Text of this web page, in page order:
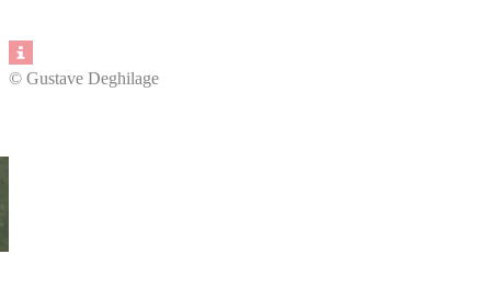
© Gustave Deghilage